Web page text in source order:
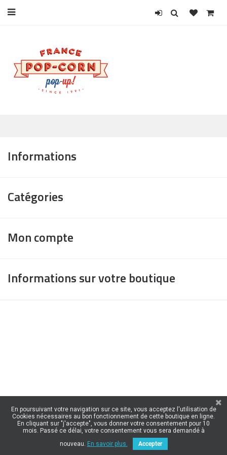
Informations
Catégories
Mon compte
Informations sur votre boutique
En poursuivant votre navigation sur ce site, vous acceptez l'utilisation de
Cookies nécessaires au bon fonctionnement de cette boutique en ligne.
En cliquant sur "j'accepte", vous donner votre consentement pour 10
mois. Passé ce délai, votre consentement vous sera demandé à
nouveau. En savoir plus. Accepter